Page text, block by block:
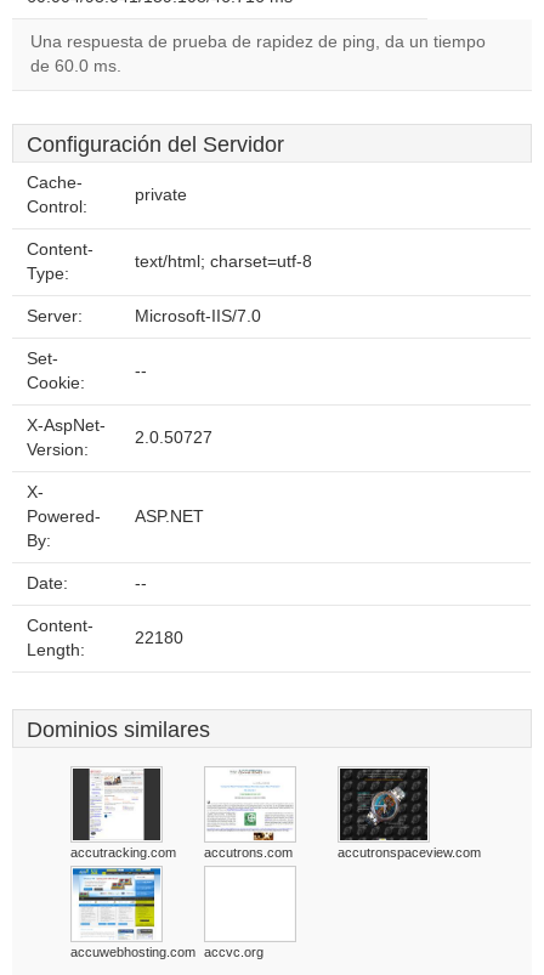
Una respuesta de prueba de rapidez de ping, da un tiempo
de 60.0 ms.
Configuración del Servidor
Cache-
Control:
private
Content-
Type:
text/html; charset=utf-8
Server: Microsoft-IIS/7.0
Set-
Cookie:
--
X-AspNet-
Version:
2.0.50727
X-
Powered-
By:
ASP.NET
Date: --
Content-
Length:
22180
Dominios similares
accutracking.com accutrons.com accutronspaceview.com
accuwebhosting.com accvc.org